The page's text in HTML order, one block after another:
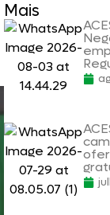
Mais